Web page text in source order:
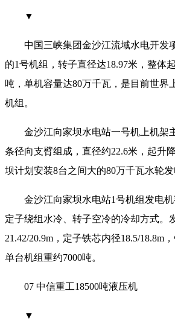
▼
中国三峡集团金沙江流域水电开发
的1号机组，转子直径达18.97米，整体
吨，单机容量达80万千瓦，是目前世界
机组。
金沙江向家坝水电站一号机上机架
条径向支臂组成，直径约22.6米，起升
坝计划安装8台之间大的80万千瓦水轮发
金沙江向家坝水电站1号机组发电
定子绕组水冷、转子空冷的冷却方式。
21.42/20.9m，定子铁芯内径18.5/18.8m
单台机组重约7000吨。
07 中信重工18500吨液压机
▼